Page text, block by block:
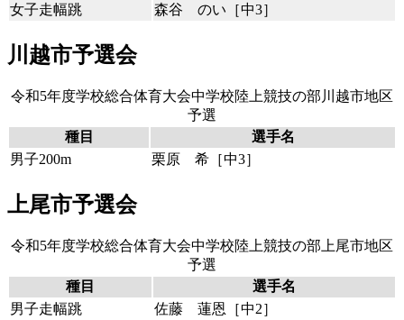
女子走幅跳
森谷 のい［中3］
川越市予選会
令和5年度学校総合体育大会中学校陸上競技の部川越市地区
予選
種目
選手名
男子200m
栗原 希［中3］
上尾市予選会
令和5年度学校総合体育大会中学校陸上競技の部上尾市地区
予選
種目
選手名
男子走幅跳
佐藤 蓮恩［中2］